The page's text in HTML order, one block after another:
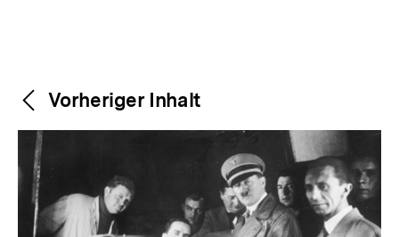
Weitere
Inhalte
Content-
Navigation
Vorheriger Inhalt